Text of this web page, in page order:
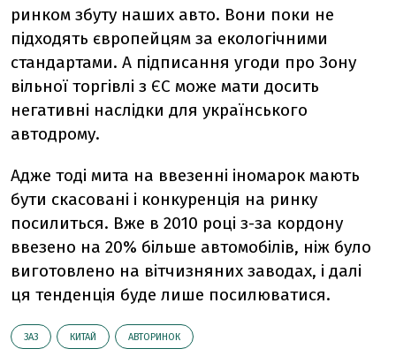
ринком збуту наших авто. Вони поки не
підходять європейцям за екологічними
стандартами. А підписання угоди про Зону
вільної торгівлі з ЄС може мати досить
негативні наслідки для українського
автодрому.
Адже тоді мита на ввезенні іномарок мають
бути скасовані і конкуренція на ринку
посилиться. Вже в 2010 році з-за кордону
ввезено на 20% більше автомобілів, ніж було
виготовлено на вітчизняних заводах, і далі
ця тенденція буде лише посилюватися.
ЗАЗ КИТАЙ АВТОРИНОК